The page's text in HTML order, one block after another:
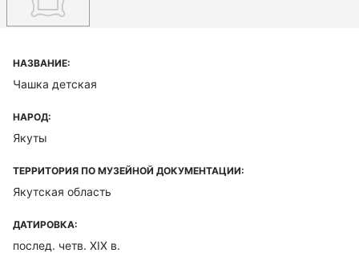
НАЗВАНИЕ:
Чашка детская
НАРОД:
Якуты
ТЕРРИТОРИЯ ПО МУЗЕЙНОЙ ДОКУМЕНТАЦИИ:
Якутская область
ДАТИРОВКА:
послед. четв. XIX в.